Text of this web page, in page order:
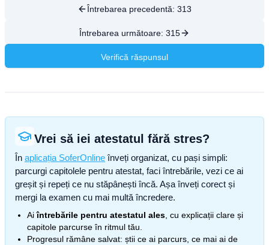
Întrebarea precedentă: 313
Întrebarea următoare: 315
Verifică răspunsul
Vrei să iei atestatul fără stres?
În aplicația SoferOnline înveți organizat, cu pași simpli:
parcurgi capitolele pentru atestat, faci întrebările, vezi ce ai
greșit și repeți ce nu stăpânești încă. Așa înveți corect și
mergi la examen cu mai multă încredere.
Aiîntrebările pentru atestatul ales , cu explicații clare și
capitole parcurse în ritmul tău.
Progresul rămâne salvat: știi ce ai parcurs, ce mai ai de